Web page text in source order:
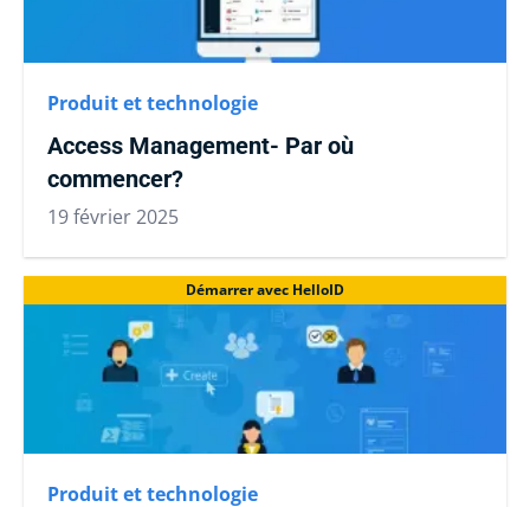
Produit et technologie
Access Management- Par où
commencer?
19 février 2025
Démarrer avec HelloID
Produit et technologie